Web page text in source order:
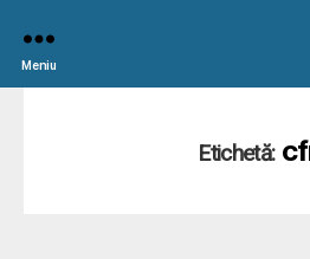
Meniu
Etichetă: